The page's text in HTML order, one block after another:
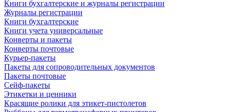
Книги бухгалтерские и журналы регистрации
Журналы регистрации
Книги бухгалтерские
Книги учета универсальные
Конверты и пакеты
Конверты почтовые
Курьер-пакеты
Пакеты для сопроводительных документов
Пакеты почтовые
Сейф-пакеты
Этикетки и ценники
Красящие ролики для этикет-пистолетов